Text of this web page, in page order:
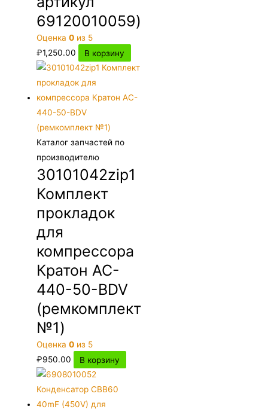
69120010059)
Оценка0 из 5
₽1,250.00 В корзину
Каталог запчастей по
производителю
30101042zip1
Комплект
прокладок
для
компрессора
Кратон AC-
440-50-BDV
(ремкомплект
№1)
Оценка0 из 5
₽950.00 В корзину